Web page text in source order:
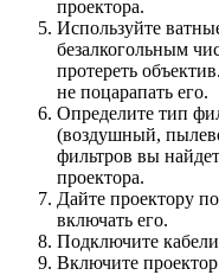
проектора.
Используйте
безалкогольным
протереть
не поцарапать его.
Определите тип
(воздушный,
фильтров вы
проектора.
Дайте проектору
включать его.
Подключите
Включите проектор